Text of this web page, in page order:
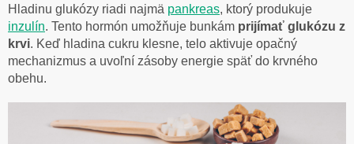
Hladinu glukózy riadi najmä pankreas, ktorý produkuje
inzulín. Tento hormón umožňuje bunkám prijímať glukózu z
krvi. Keď hladina cukru klesne, telo aktivuje opačný
mechanizmus a uvoľní zásoby energie späť do krvného
obehu.